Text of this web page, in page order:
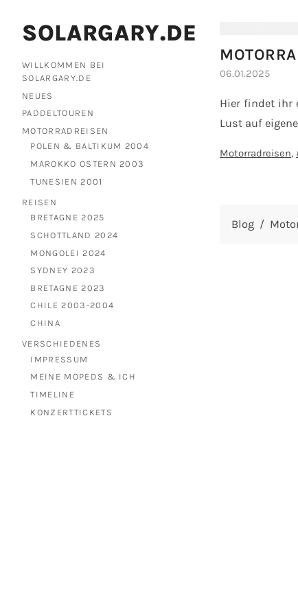
SOLARGARY.DE
WILLKOMMEN BEI
SOLARGARY.DE
NEUES
PADDELTOUREN
MOTORRADREISEN
POLEN & BALTIKUM 2004
MAROKKO OSTERN 2003
TUNESIEN 2001
REISEN
BRETAGNE 2025
SCHOTTLAND 2024
MONGOLEI 2024
SYDNEY 2023
BRETAGNE 2023
CHILE 2003-2004
CHINA
VERSCHIEDENES
IMPRESSUM
MEINE MOPEDS & ICH
TIMELINE
KONZERTTICKETS
06.01.2025
Hier findet ihr
Lust auf
Motorradreisen
Blog